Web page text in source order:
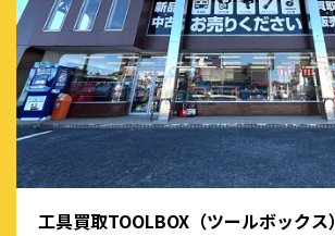
工具買取TOOLBOX（ツールボックス）